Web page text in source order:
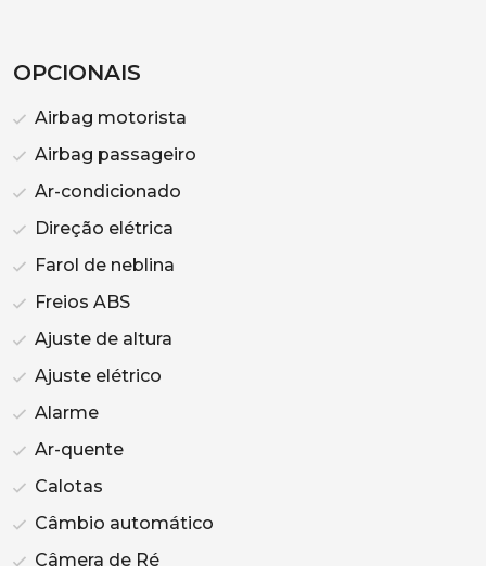
OPCIONAIS
Airbag motorista
Airbag passageiro
Ar-condicionado
Direção elétrica
Farol de neblina
Freios ABS
Ajuste de altura
Ajuste elétrico
Alarme
Ar-quente
Calotas
Câmbio automático
Câmera de Ré